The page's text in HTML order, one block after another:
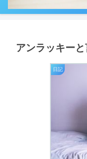
アンラッキーと
日記